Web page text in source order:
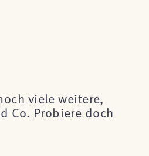
viele weitere,
Co. Probiere doch